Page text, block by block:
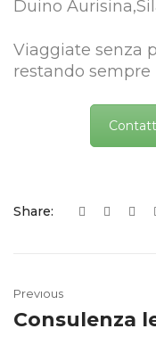
Duino
Viaggiate senza
restando
Share:
Previous
Consulenza